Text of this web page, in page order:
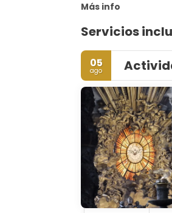
Más info
Servicios
05
ago